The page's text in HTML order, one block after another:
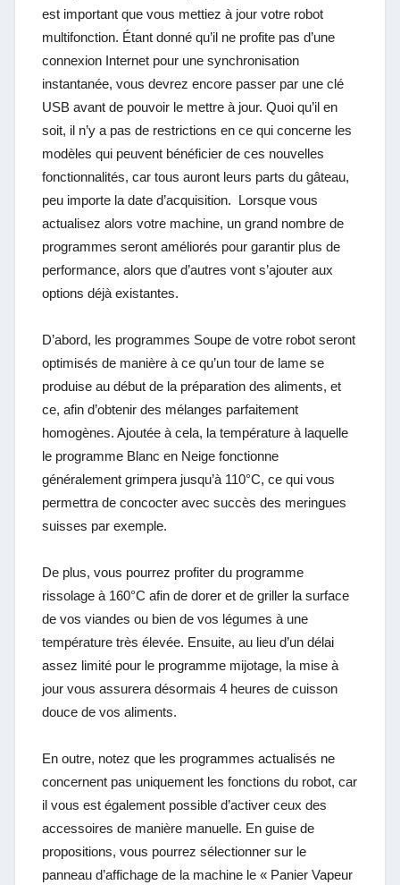
est important que vous mettiez à jour votre robot
multifonction. Étant donné qu’il ne profite pas d’une
connexion Internet pour une synchronisation
instantanée, vous devrez encore passer par une clé
USB avant de pouvoir le mettre à jour. Quoi qu’il en
soit, il n’y a pas de restrictions en ce qui concerne les
modèles qui peuvent bénéficier de ces nouvelles
fonctionnalités, car tous auront leurs parts du gâteau,
peu importe la date d’acquisition. Lorsque vous
actualisez alors votre machine, un grand nombre de
programmes seront améliorés pour garantir plus de
performance, alors que d’autres vont s’ajouter aux
options déjà existantes.
D’abord, les programmes Soupe de votre robot seront
optimisés de manière à ce qu’un tour de lame se
produise au début de la préparation des aliments, et
ce, afin d’obtenir des mélanges parfaitement
homogènes. Ajoutée à cela, la température à laquelle
le programme Blanc en Neige fonctionne
généralement grimpera jusqu’à 110°C, ce qui vous
permettra de concocter avec succès des meringues
suisses par exemple.
De plus, vous pourrez profiter du programme
rissolage à 160°C afin de dorer et de griller la surface
de vos viandes ou bien de vos légumes à une
température très élevée. Ensuite, au lieu d’un délai
assez limité pour le programme mijotage, la mise à
jour vous assurera désormais 4 heures de cuisson
douce de vos aliments.
En outre, notez que les programmes actualisés ne
concernent pas uniquement les fonctions du robot, car
il vous est également possible d’activer ceux des
accessoires de manière manuelle. En guise de
propositions, vous pourrez sélectionner sur le
panneau d’affichage de la machine le « Panier Vapeur